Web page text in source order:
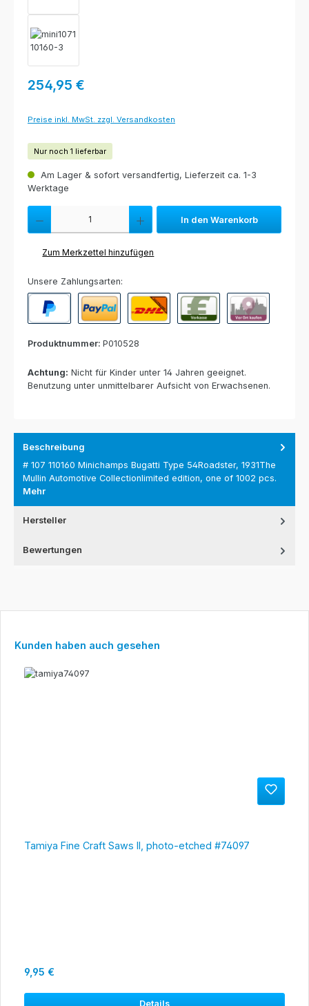
Regulärer Preis:
254,95 €
Preise inkl. MwSt. zzgl. Versandkosten
Nur noch 1 lieferbar
Am Lager & sofort versandfertig, Lieferzeit ca. 1-3
Werktage
Produkt Anzahl: Gib den gewünschten Wert ein oder benutze die
In den Warenkorb
Zum Merkzettel hinzufügen
Unsere Zahlungsarten:
Produktnummer: P010528
Achtung: Nicht für Kinder unter 14 Jahren geeignet.
Benutzung unter unmittelbarer Aufsicht von Erwachsenen.
Beschreibung
# 107 110160 Minichamps Bugatti Type 54Roadster, 1931The
Mullin Automotive Collectionlimited edition, one of 1002 pcs.
Mehr
Hersteller
Bewertungen
Produktgalerie überspringen
Kunden haben auch gesehen
Tamiya Fine Craft Saws II, photo-etched #74097
Regulärer Preis:
9,95 €
Details